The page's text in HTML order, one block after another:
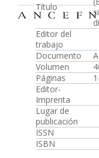
Título
Editor del
trabajo
Documento
Volumen
Páginas
Editor-
Imprenta
Lugar de
publicación
ISSN
ISBN